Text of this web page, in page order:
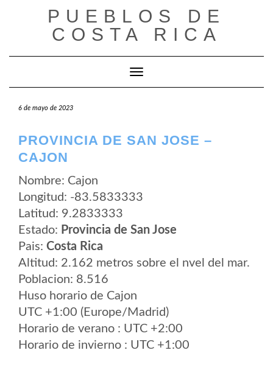
PUEBLOS DE
COSTA RICA
Cambiar modo de navegación
6 de mayo de 2023
PROVINCIA DE SAN JOSE –
CAJON
Nombre: Cajon
Longitud: -83.5833333
Latitud: 9.2833333
Estado: Provincia de San Jose
Pais: Costa Rica
Altitud: 2.162 metros sobre el nvel del mar.
Poblacion: 8.516
Huso horario de Cajon
UTC +1:00 (Europe/Madrid)
Horario de verano : UTC +2:00
Horario de invierno : UTC +1:00